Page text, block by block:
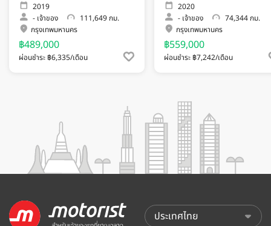
2019
- เจ้าของ
111,649 กม.
กรุงเทพมหานคร
฿489,000
ผ่อนชำระ ฿6,335/เดือน
2020
- เจ้าของ
74,344 กม.
กรุงเทพมหานคร
฿559,000
ผ่อนชำระ ฿7,242/เดือน